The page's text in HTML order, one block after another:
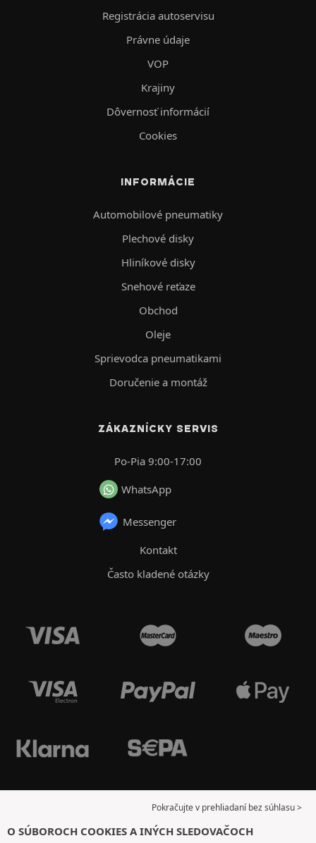
Registrácia autoservisu
Právne údaje
VOP
Krajiny
Dôvernosť informácií
Cookies
INFORMÁCIE
Automobilové pneumatiky
Plechové disky
Hliníkové disky
Snehové reťaze
Obchod
Oleje
Sprievodca pneumatikami
Doručenie a montáž
ZÁKAZNÍCKY SERVIS
Po-Pia 9:00-17:00
WhatsApp
Messenger
Kontakt
Často kladené otázky
Pokračujte v prehliadaní bez súhlasu >
O SÚBOROCH COOKIES A INÝCH SLEDOVAČOCH